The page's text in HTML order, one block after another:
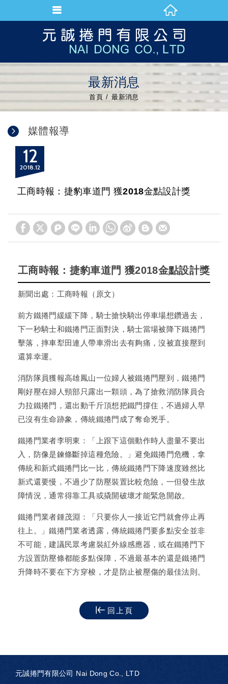
最新消息
首頁 最新消息
媒體報導
1212
2018
工商時報：捷豹車道門 獲2018金點設計獎
工商時報：捷豹車道門 獲2018金點設計獎
新聞出處： 工商時報（原文）
前方鐵捲門緩緩下降，騎士搶快騎出停車場想鑽過去，
下一秒騎士和鐵捲門正面對決，騎士當場被降下鐵捲門
擊落，摔車犁田連人帶車滑出去有夠痛，沒被直接壓到
還算幸運。
消防隊員獲報高雄鳳山一位婦人被鐵捲門壓到，鐵捲門
剛好壓在婦人頸部只露出一顆頭，為了搶救消防隊員合
力拉鐵捲門，還出動千斤頂想把鐵門撐住，不過婦人早
已沒有生命跡象，傳統鐵捲門成了奪命兇手。
鐵捲門業者李明東：「上跟下這個動作時人盡量不要出
入，防像是鍊條斷掉這種危險。」避免鐵捲門危機，拿
傳統和新式鐵捲門比一比，傳統鐵捲門下降速度雖然比
新式還要慢，不過少了防壓裝置比較危險，一但發生故
障情況，通常得靠工具或撬開破壞才能緊急開啟。
鐵捲門業者鍾茂淵：「只要你人一接近它門就會停止再
往上。」鐵捲門業者透露，傳統鐵捲門要多點安全並非
不可能，建議民眾考慮裝紅外線感應器，或在鐵捲門下
方設置防壓條都能多點保障，不過最基本的還是鐵捲門
升降時不要在下方穿梭，才是防止被壓傷的最佳法則。
回上頁
元誠捲門有限公司 Nai Dong Co., LTD